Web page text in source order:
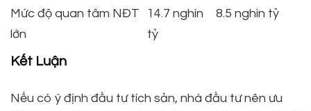
Mức độ quan tâm NĐT
lớn
14.7 nghìn
tỷ
8.5 nghìn tỷ
Kết Luận
Nếu có ý định đầu tư tích sản, nhà đầu tư nên ưu